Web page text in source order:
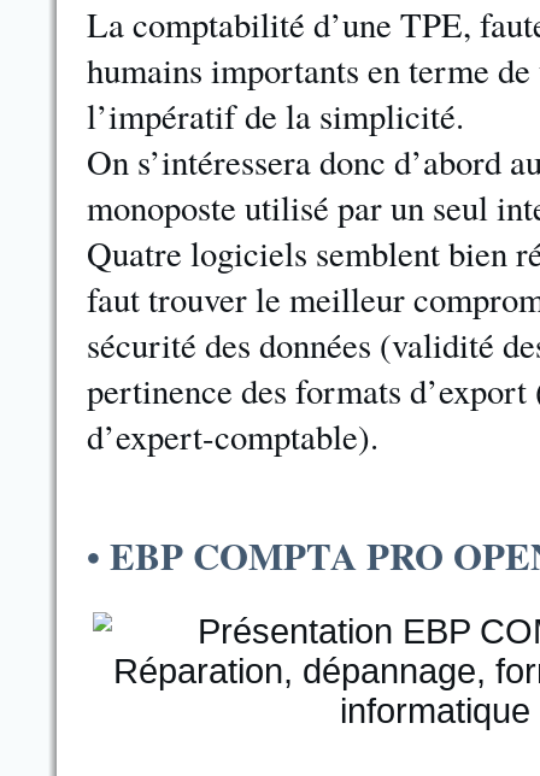
La comptabilité d’une TPE,
humains importants en terme
l’impératif de la simplicité.
On s’intéressera donc d’abord
monoposte utilisé par un seul
Quatre logiciels semblent bien
faut trouver le meilleur
sécurité des données (validité
pertinence des formats
d’expert-comptable).
• EBP COMPTA PRO